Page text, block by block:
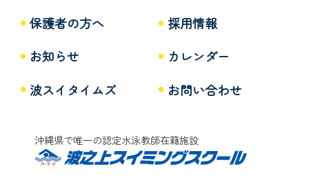
保護者の方へ
採用情報
お知らせ
カレンダー
波スイタイムズ
お問い合わせ
沖縄県で唯一の認定水泳教師在籍施設